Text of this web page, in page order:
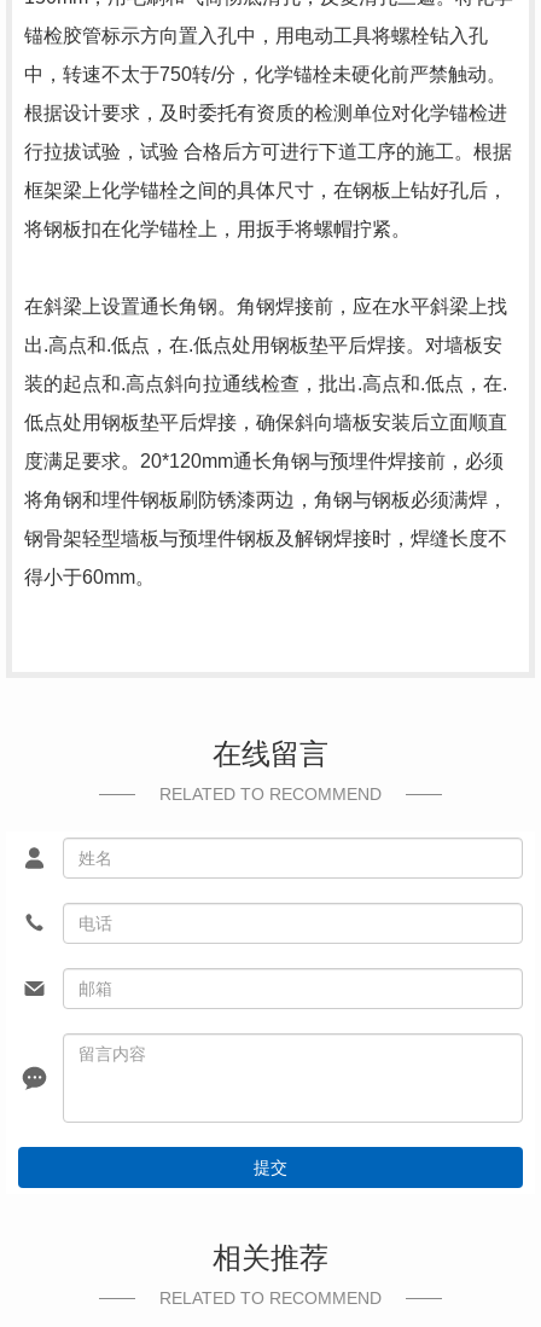
锚检胶管标示方向置入孔中，用电动工具将螺栓钻入孔
中，转速不太于750转/分，化学锚栓未硬化前严禁触动。
根据设计要求，及时委托有资质的检测单位对化学锚检进
行拉拔试验，试验 合格后方可进行下道工序的施工。根据
框架梁上化学锚栓之间的具体尺寸，在钢板上钻好孔后，
将钢板扣在化学锚栓上，用扳手将螺帽拧紧。
在斜梁上设置通长角钢。角钢焊接前，应在水平斜梁上找
出.高点和.低点，在.低点处用钢板垫平后焊接。对墙板安
装的起点和.高点斜向拉通线检查，批出.高点和.低点，在.
低点处用钢板垫平后焊接，确保斜向墙板安装后立面顺直
度满足要求。20*120mm通长角钢与预埋件焊接前，必须
将角钢和埋件钢板刷防锈漆两边，角钢与钢板必须满焊，
钢骨架轻型墙板与预埋件钢板及解钢焊接时，焊缝长度不
得小于60mm。
在线留言
RELATED TO RECOMMEND
提交
相关推荐
RELATED TO RECOMMEND